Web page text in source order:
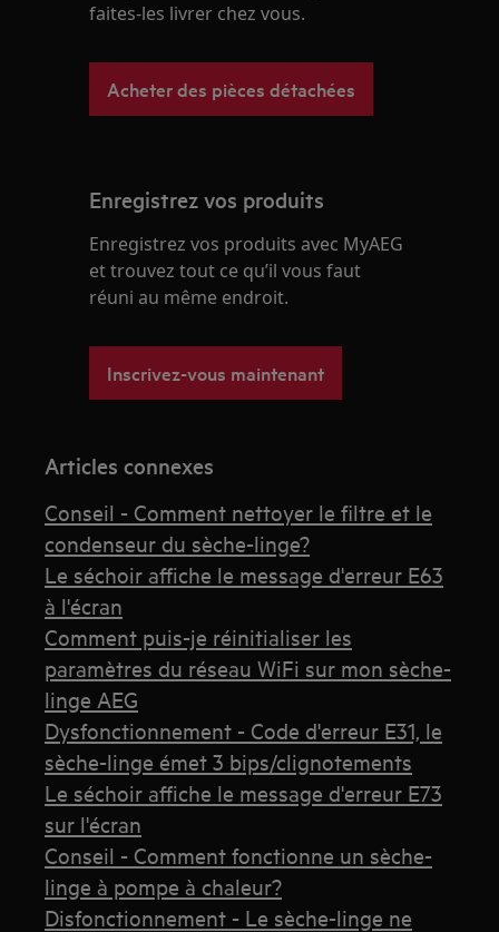
faites-les livrer chez vous.
Acheter des pièces détachées
Enregistrez vos produits
Enregistrez vos produits avec MyAEG
et trouvez tout ce qu’il vous faut
réuni au même endroit.
Inscrivez-vous maintenant
Articles connexes
Conseil - Comment nettoyer le filtre et le
condenseur du sèche-linge?
Le séchoir affiche le message d'erreur E63
à l'écran
Comment puis-je réinitialiser les
paramètres du réseau WiFi sur mon sèche-
linge AEG
Dysfonctionnement - Code d'erreur E31, le
sèche-linge émet 3 bips/clignotements
Le séchoir affiche le message d'erreur E73
sur l'écran
Conseil - Comment fonctionne un sèche-
linge à pompe à chaleur?
Disfonctionnement - Le sèche-linge ne